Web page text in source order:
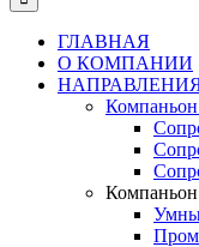
ГЛАВНАЯ
О КОМПАНИИ